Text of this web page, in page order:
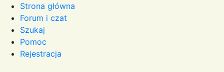
Strona główna
Forum i czat
Szukaj
Pomoc
Rejestracja